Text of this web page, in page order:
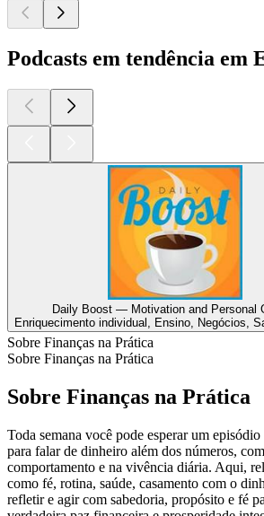
Podcasts em tendência em
Daily Boost — Motivation and Personal
Enriquecimento individual, Ensino, Negócios,
Sobre Finanças na Prática
Sobre Finanças na Prática
Sobre Finanças na Prática
Toda semana você pode esperar um
para falar de dinheiro além dos números,
comportamento e na vivência diária. Aqui,
como fé, rotina, saúde, casamento com o
refletir e agir com sabedoria, propósito e fé